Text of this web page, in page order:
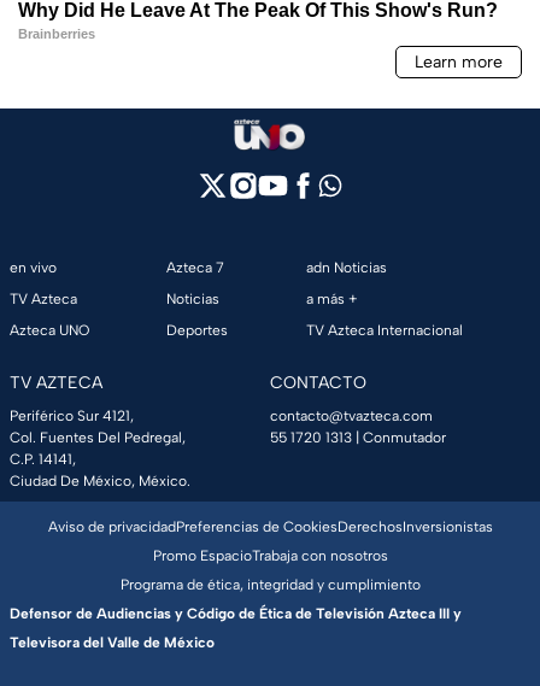
en vivo
TV Azteca
Azteca UNO
Azteca 7
Noticias
Deportes
adn Noticias
a más +
TV Azteca Internacional
TV AZTECA
Periférico Sur 4121,
Col. Fuentes Del Pedregal,
C.P. 14141,
Ciudad De México, México.
CONTACTO
contacto@tvazteca.com
55 1720 1313 | Conmutador
Aviso de privacidadPreferencias de CookiesDerechosInversionistas
Promo EspacioTrabaja con nosotros
Programa de ética, integridad y cumplimiento
Defensor de Audiencias y Código de Ética de Televisión Azteca III y
Televisora del Valle de México